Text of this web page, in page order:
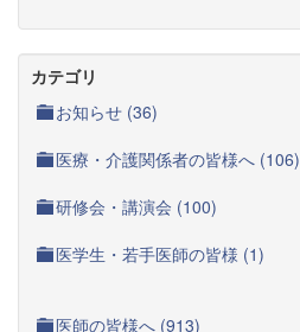
カテゴリ
お知らせ (36)
医療・介護関係者の皆様へ (106)
研修会・講演会 (100)
医学生・若手医師の皆様 (1)
医師の皆様へ (913)